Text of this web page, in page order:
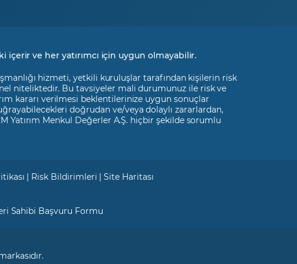
içerir ve her yatırımcı için uygun olmayabilir.
hizmeti, yetkili kuruluşlar tarafından kişilerin risk
niteliktedir. Bu tavsiyeler mali durumunuz ile risk ve
kararı verilmesi beklentilerinize uygun sonuçlar
doğrudan ve/veya dolaylı zararlardan,
Yatırım Menkul Değerler A.Ş. hiçbir şekilde sorumlu
| Risk Bildirimleri |Site Haritası
Sahibi Başvuru Formu